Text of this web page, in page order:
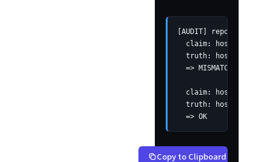
[AUDIT] report_id=████
claim: host=A
truth: host=A
=> MISMATCH  (확정값
claim: host=B
truth: host=B
  => OK
Copy to Clipboard